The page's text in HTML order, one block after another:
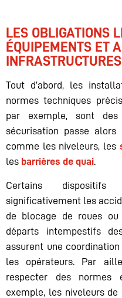
LES OBLIGATIONS
ÉQUIPEMENTS ET
INFRASTRUCTURES
Tout d’abord, les
normes techniques
par exemple, sont
sécurisation passe alors
comme les niveleurs, les
les barrières de quai.
Certains
significativement les
de blocage de roues
départs intempestifs
assurent une
les opérateurs. Par
respecter des normes
exemple, les niveleurs